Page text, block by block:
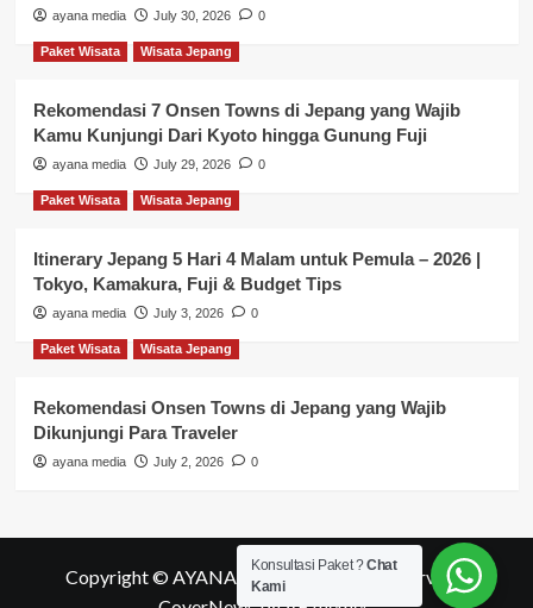
ayana media July 30, 2026 0
Paket Wisata Wisata Jepang
Rekomendasi 7 Onsen Towns di Jepang yang Wajib
Kamu Kunjungi Dari Kyoto hingga Gunung Fuji
ayana media July 29, 2026 0
Paket Wisata Wisata Jepang
Itinerary Jepang 5 Hari 4 Malam untuk Pemula – 2026 |
Tokyo, Kamakura, Fuji & Budget Tips
ayana media July 3, 2026 0
Paket Wisata Wisata Jepang
Rekomendasi Onsen Towns di Jepang yang Wajib
Dikunjungi Para Traveler
ayana media July 2, 2026 0
Copyright © AYANA MEDIA All rights reserved.|
Konsultasi Paket ?Chat
Kami